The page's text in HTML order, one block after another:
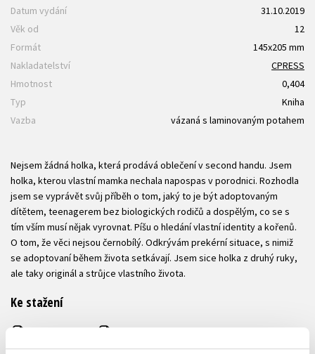
Datum vydání
31.10.2019
Věk od
12
Formát
145x205 mm
Nakladatelství
CPRESS
Hmotnost
0,404
Typ
Kniha
Vazba
vázaná s laminovaným potahem
Nejsem žádná holka, která prodává oblečení v second handu. Jsem
holka, kterou vlastní mamka nechala napospas v porodnici. Rozhodla
jsem se vyprávět svůj příběh o tom, jaký to je být adoptovaným
dítětem, teenagerem bez biologických rodičů a dospělým, co se s
tím vším musí nějak vyrovnat. Píšu o hledání vlastní identity a kořenů.
O tom, že věci nejsou černobílý. Odkrývám prekérní situace, s nimiž
se adoptovaní během života setkávají. Jsem sice holka z druhý ruky,
ale taky originál a strůjce vlastního života.
Ke stažení